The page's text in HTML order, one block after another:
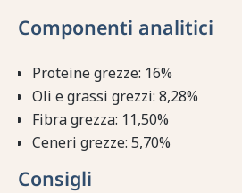
Componenti analitici
Proteine grezze: 16%
Oli e grassi grezzi: 8,28%
Fibra grezza: 11,50%
Ceneri grezze: 5,70%
Consigli